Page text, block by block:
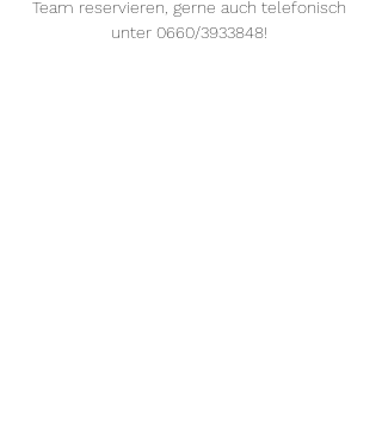
Team reservieren, gerne auch telefonisch
unter 0660/3933848!